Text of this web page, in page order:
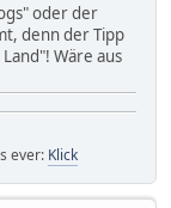
oder der
denn der Tipp
Wäre aus
ever: Klick